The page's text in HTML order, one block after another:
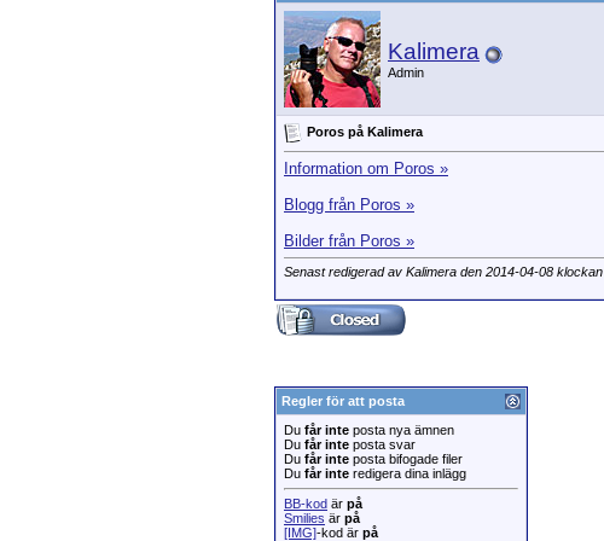
Kalimera
Admin
Poros på Kalimera
Information om Poros »
Blogg från Poros »
Bilder från Poros »
Senast redigerad av Kalimera den 2014-04-08 klockan
Regler för att posta
Du får inte posta nya ämnen
Du får inte posta svar
Du får inte posta bifogade filer
Du får inte redigera dina inlägg
BB-kod är på
Smilies är på
[IMG]-kod är på